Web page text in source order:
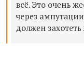
всё. Это очень
через
должен